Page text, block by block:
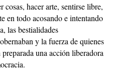
hacer arte, sentirse libre,
en todo acosando e intentando
las bestialidades
y la fuerza de quienes
una acción liberadora